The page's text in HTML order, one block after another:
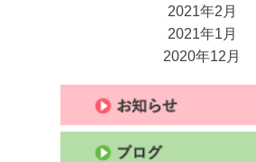
2021年2月
2021年1月
2020年12月